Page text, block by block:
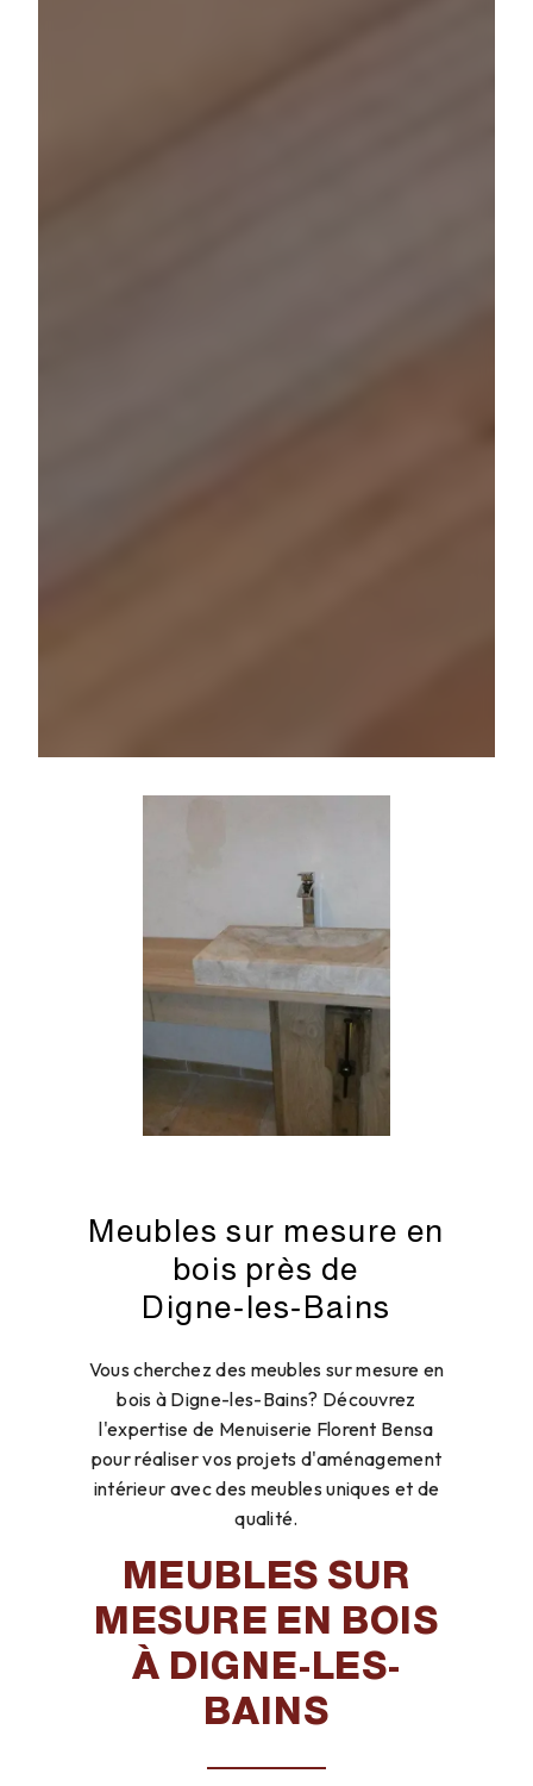
Meubles sur mesure en
bois près de
Digne‑les‑Bains
Vous cherchez des meubles sur mesure en
bois à Digne-les-Bains? Découvrez
l'expertise de Menuiserie Florent Bensa
pour réaliser vos projets d'aménagement
intérieur avec des meubles uniques et de
qualité.
MEUBLES SUR
MESURE EN BOIS
À DIGNE-LES-
BAINS